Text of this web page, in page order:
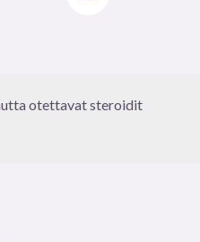
otettavat steroidit